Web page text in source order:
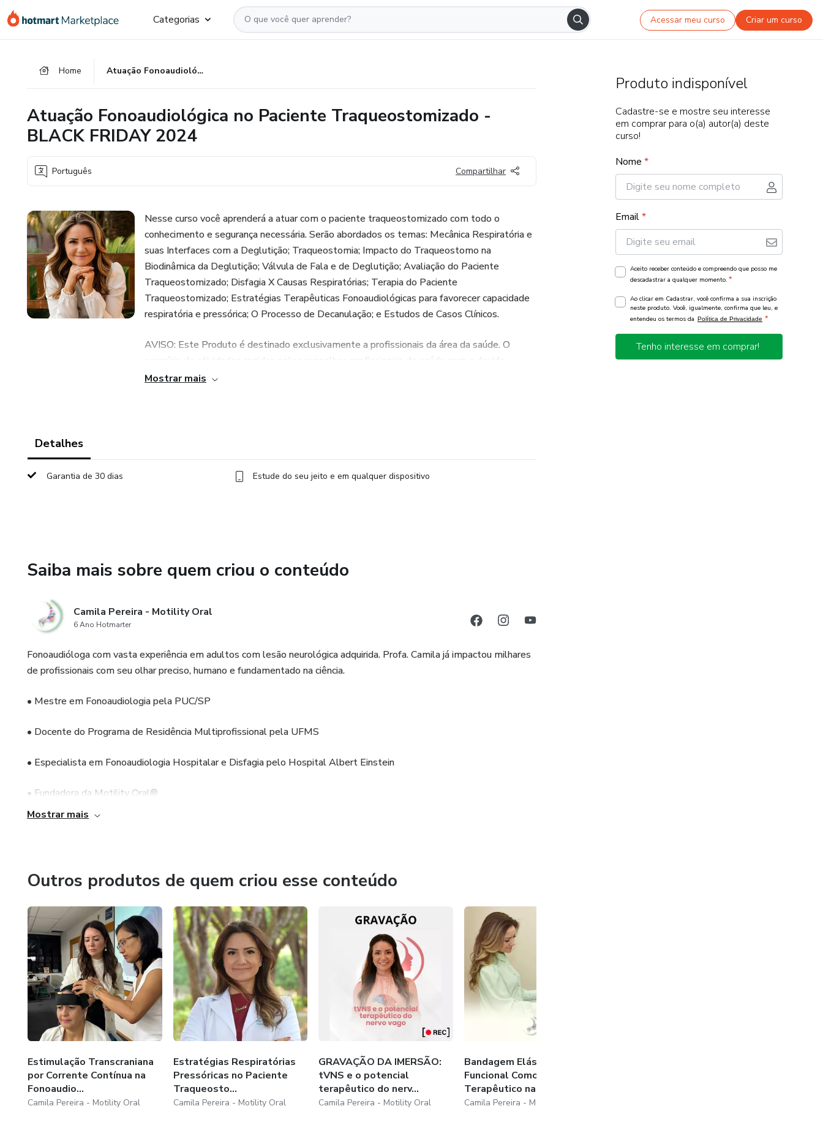
para
para
para
Categorias Acessar meu curso Criar um curso
Home Atuação Fonoaudiológica no Paciente Traqueostomizado - BLACK FRIDAY 2024
Atuação Fonoaudiológica no Paciente Traqueostomizado -
BLACK FRIDAY 2024
Português Compartilhar
Nesse curso você aprenderá a atuar com o paciente traqueostomizado com todo o
conhecimento e segurança necessária. Serão abordados os temas: Mecânica Respiratória e
suas Interfaces com a Deglutição; Traqueostomia; Impacto do Traqueostomo na
Biodinâmica da Deglutição; Válvula de Fala e de Deglutição; Avaliação do Paciente
Traqueostomizado; Disfagia X Causas Respiratórias; Terapia do Paciente
Traqueostomizado; Estratégias Terapêuticas Fonoaudiológicas para favorecer capacidade
respiratória e pressórica; O Processo de Decanulação; e Estudos de Casos Clínicos.
AVISO: Este Produto é destinado exclusivamente a profissionais da área da saúde. O
exercício de atividades regidas pelos conselhos profissionais de saúde sem a devida
habilitação constitui uma atividade ilegal.
Mostrar mais
Detalhes
Garantia de 30 dias Estude do seu jeito e em qualquer dispositivo
Saiba mais sobre quem criou o conteúdo
Camila Pereira - Motility Oral
6 Ano Hotmarter
Fonoaudióloga com vasta experiência em adultos com lesão neurológica adquirida. Profa. Camila já impactou milhares
de profissionais com seu olhar preciso, humano e fundamentado na ciência.
• Mestre em Fonoaudiologia pela PUC/SP
• Docente do Programa de Residência Multiprofissional pela UFMS
• Especialista em Fonoaudiologia Hospitalar e Disfagia pelo Hospital Albert Einstein
• Fundadora da Motility Oral®
Instagram: @motilityoral | Youtube: Motility Oral
Mostrar mais
Outros produtos de quem criou esse conteúdo
Estimulação Transcraniana
por Corrente Contínua na
Fonoaudio...
Camila Pereira - Motility Oral
Estratégias Respiratórias
Pressóricas no Paciente
Traqueosto...
Camila Pereira - Motility Oral
GRAVAÇÃO DA IMERSÃO:
tVNS e o potencial
terapêutico do nerv...
Camila Pereira - Motility Oral
Bandagem Elástica
Funcional Como Recurso
Terapêutico na Atua...
Camila Pereira - Motility Oral
Produto indisponível
Cadastre-se e mostre seu interesse
em comprar para o(a) autor(a) deste
curso!
Nome *
Email*
Aceito receber conteúdo e compreendo que posso me
descadastrar a qualquer momento. *
Ao clicar em Cadastrar, você confirma a sua inscrição
neste produto. Você, igualmente, confirma que leu, e
entendeu os termos da Política de Privacidade *
Tenho interesse em comprar!